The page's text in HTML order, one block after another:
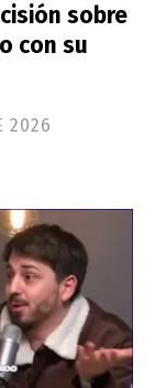
sobre
con su
2026